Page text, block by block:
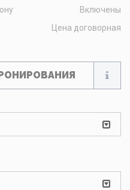
Включены
Цена договорная